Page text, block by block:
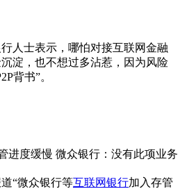
人士表示，哪怕对接互联网金融
淀，也不想过多沾惹，因为风险
背书”。
“微众银行等互联网银行加入存管